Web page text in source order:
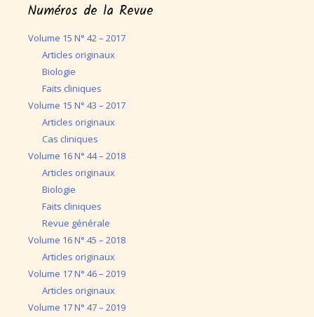
Numéros de la Revue
Volume 15 N° 42 – 2017
Articles originaux
Biologie
Faits cliniques
Volume 15 N° 43 – 2017
Articles originaux
Cas cliniques
Volume 16 N° 44 – 2018
Articles originaux
Biologie
Faits cliniques
Revue générale
Volume 16 N° 45 – 2018
Articles originaux
Volume 17 N° 46 – 2019
Articles originaux
Volume 17 N° 47 – 2019